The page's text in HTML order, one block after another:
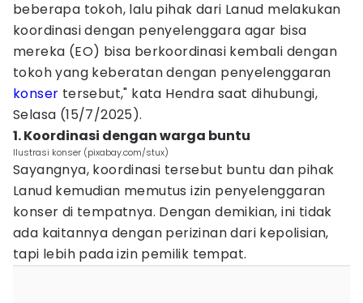
beberapa tokoh, lalu pihak dari Lanud melakukan
koordinasi dengan penyelenggara agar bisa
mereka (EO) bisa berkoordinasi kembali dengan
tokoh yang keberatan dengan penyelenggaran
konser tersebut," kata Hendra saat dihubungi,
Selasa (15/7/2025).
1. Koordinasi dengan warga buntu
Ilustrasi konser (pixabay.com/stux)
Sayangnya, koordinasi tersebut buntu dan pihak
Lanud kemudian memutus izin penyelenggaran
konser di tempatnya. Dengan demikian, ini tidak
ada kaitannya dengan perizinan dari kepolisian,
tapi lebih pada izin pemilik tempat.